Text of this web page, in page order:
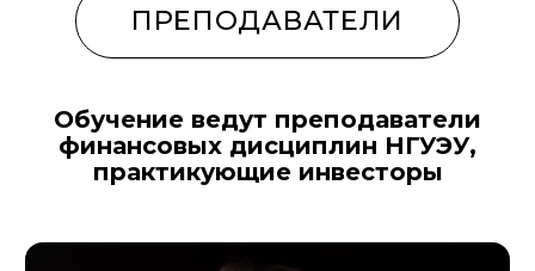
Обучение ведут преподаватели
финансовых дисциплин НГУЭУ,
практикующие инвесторы